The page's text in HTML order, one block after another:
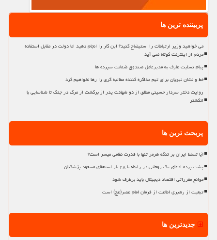
پربیننده ترین ها
می خواهید وزیر ارتباطات را استیضاح کنید؟ این کار را انجام دهید اما دولت در مقابل استفاده
مردم از اینترنت کوتاه نمی آید
پیام تسلیت عارف به مدیرعامل صندوق ضمانت سپرده ها
خط و نشان نبویان برای تیم مذاکره کننده مطالبه گری را رها نخواهیم کرد
روایت دختر سردار حسینی مطلق از دو شهادت پدر از برگشت از مرگ در جنگ تا شناسایی با
انگشتر
پربحث ترین ها
آیا تسلط ایران بر تنگه هرمز تنها با قدرت نظامی میسر است؟
پشت پرده ادعای یک روحانی در رابطه با ۲۸ بار استعفای مسعود پزشکیان
موانع مقرراتی اقتصاد دیجیتال باید برطرف شود
تبعیت از رهبری اطاعت از فرمان امام عصر(عج) است
جدیدترین ها